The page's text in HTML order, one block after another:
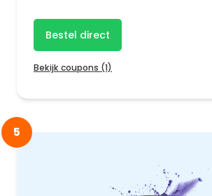
Bestel direct
Bekijk coupons (1)
5